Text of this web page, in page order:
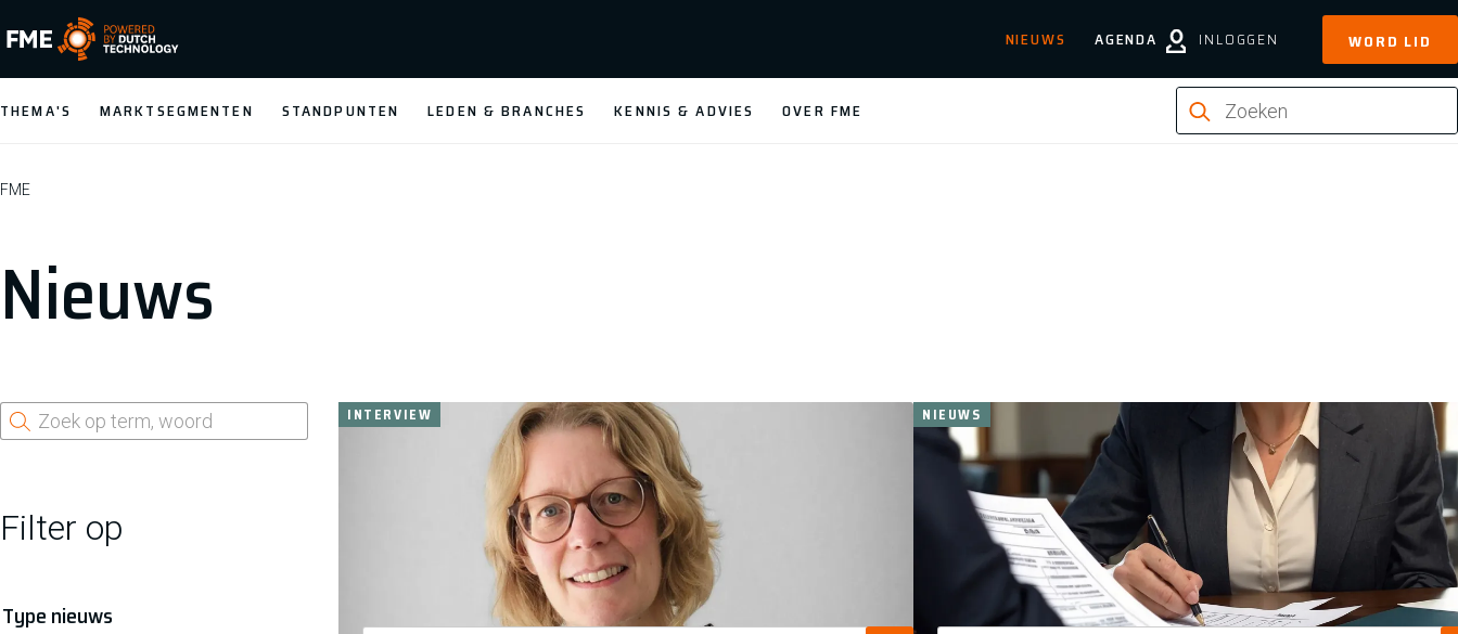
FME Logo, to the homepage
NIEUWS AGENDA INLOGGEN WORD LID
THEMA'S MARKTSEGMENTEN STANDPUNTEN LEDEN & BRANCHES KENNIS & ADVIES OVER FME
FME
Nieuws
Filter op
Type nieuws
INTERVIEW NIEUWS